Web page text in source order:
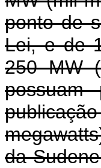
ponto de
Lei, e de
250 MW
da